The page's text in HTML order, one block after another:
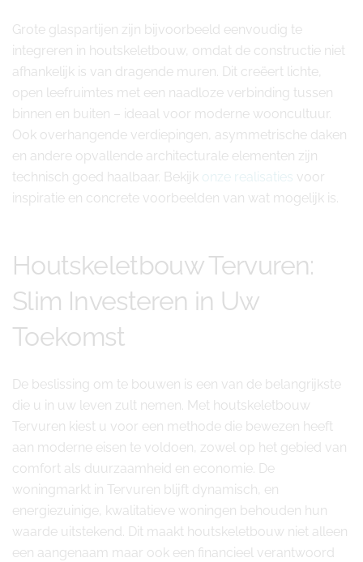
Grote glaspartijen zijn bijvoorbeeld eenvoudig te
integreren in houtskeletbouw, omdat de constructie niet
afhankelijk is van dragende muren. Dit creëert lichte,
open leefruimtes met een naadloze verbinding tussen
binnen en buiten – ideaal voor moderne wooncultuur.
Ook overhangende verdiepingen, asymmetrische daken
en andere opvallende architecturale elementen zijn
technisch goed haalbaar. Bekijk onze realisaties voor
inspiratie en concrete voorbeelden van wat mogelijk is.
Houtskeletbouw Tervuren:
Slim Investeren in Uw
Toekomst
De beslissing om te bouwen is een van de belangrijkste
die u in uw leven zult nemen. Met houtskeletbouw
Tervuren kiest u voor een methode die bewezen heeft
aan moderne eisen te voldoen, zowel op het gebied van
comfort als duurzaamheid en economie. De
woningmarkt in Tervuren blijft dynamisch, en
energiezuinige, kwalitatieve woningen behouden hun
waarde uitstekend. Dit maakt houtskeletbouw niet alleen
een aangenaam maar ook een financieel verantwoord